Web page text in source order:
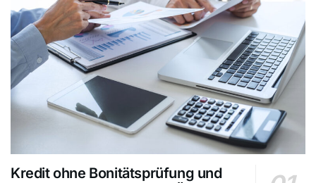
Kredit ohne Bonitätsprüfung und